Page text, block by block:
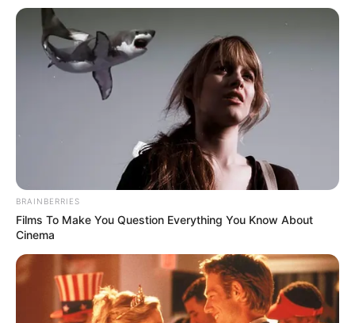
записів
подався черговий
комунальники
допомагають
відновлювати тепло у
BRAINBERRIES
Films To Make You Question Everything You Know About
Cinema